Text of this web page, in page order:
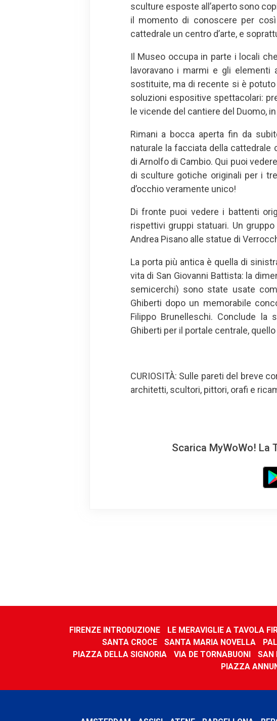
sculture esposte all’aperto sono
il momento di conoscere per
cattedrale un centro d’arte, e
Il Museo occupa in parte i locali
lavoravano i marmi e gli
sostituite, ma di recente si è
soluzioni espositive spettacolari:
le vicende del cantiere del Duomo,
Rimani a bocca aperta fin da
naturale la facciata della cattedrale
di Arnolfo di Cambio. Qui puoi
di sculture gotiche originali per i
d’occhio veramente unico!
Di fronte puoi vedere i battenti
rispettivi gruppi statuari. Un
Andrea Pisano alle statue di
La porta più antica è quella di
vita di San Giovanni Battista: la
semicerchi) sono state usate
Ghiberti dopo un memorabile
Filippo Brunelleschi. Conclude la
Ghiberti per il portale centrale,
CURIOSITÀ: Sulle pareti del breve
architetti, scultori, pittori, orafi e
Scarica MyWoWo! La
FIRENZE INTRODUZIONE LE MERAVIGLIE A TAVOLA
SANTA CROCE
SANTA MARIA NOVELLA
PIAZZA DELLA SIGNORIA
VIA DE TORNABUONI SAN
PIAZZA